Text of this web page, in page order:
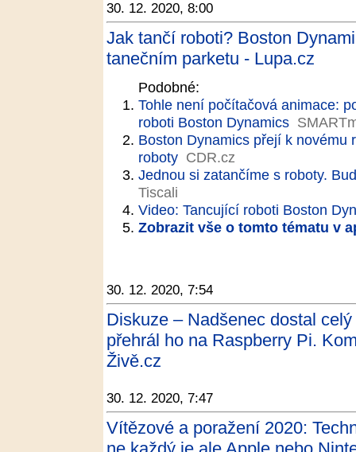
30. 12. 2020, 8:00
Jak tančí roboti? Boston
tanečním parketu - Lupa.cz
Podobné:
Tohle není počítačová animace:
roboti Boston Dynamics
Boston Dynamics přejí k novému
roboty CDR.cz
Jednou si zatančíme s roboty.
Tiscali
Video: Tancující roboti Boston
Zobrazit vše o tomto tématu v
30. 12. 2020, 7:54
Diskuze – Nadšenec dostal
přehrál ho na Raspberry Pi.
Živě.cz
30. 12. 2020, 7:47
Vítězové a poražení 2020: